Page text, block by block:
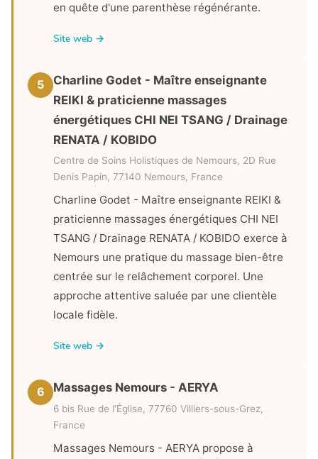
en quête d'une parenthèse régénérante.
Site web →
5
Charline Godet - Maître enseignante
REIKI & praticienne massages
énergétiques CHI NEI TSANG / Drainage
RENATA / KOBIDO
Centre de Soins Holistiques de Nemours, 2D Rue
Denis Papin, 77140 Nemours, France
Charline Godet - Maître enseignante REIKI &
praticienne massages énergétiques CHI NEI
TSANG / Drainage RENATA / KOBIDO exerce à
Nemours une pratique du massage bien-être
centrée sur le relâchement corporel. Une
approche attentive saluée par une clientèle
locale fidèle.
Site web →
6 Massages Nemours - AERYA
6 bis Rue de l'Église, 77760 Villiers-sous-Grez,
France
Massages Nemours - AERYA propose à